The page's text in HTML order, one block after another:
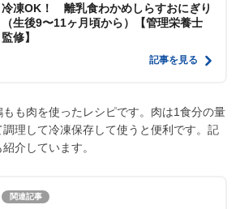
冷凍OK！ 離乳食わかめしらすおにぎり
（生後9〜11ヶ月頃から）【管理栄養士
監修】
記事を見る
も肉を使ったレシピです。肉は1食分の量
理して冷凍保存して使うと便利です。記
介しています。
関連記事